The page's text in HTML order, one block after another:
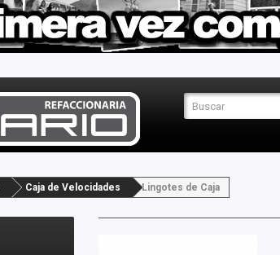
Caja de Velocidades Lingotes de Caja